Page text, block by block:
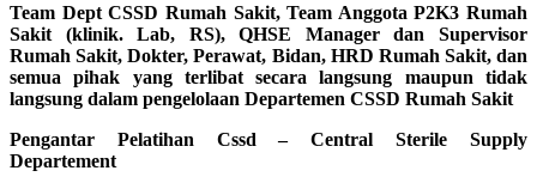
Team Dept CSSD Rumah Sakit, Team Anggota P2K3 Rumah
Sakit (klinik. Lab, RS), QHSE Manager dan Supervisor
Rumah Sakit, Dokter, Perawat, Bidan, HRD Rumah Sakit, dan
semua pihak yang terlibat secara langsung maupun tidak
langsung dalam pengelolaan Departemen CSSD Rumah Sakit
Pengantar Pelatihan Cssd – Central Sterile Supply
Departement